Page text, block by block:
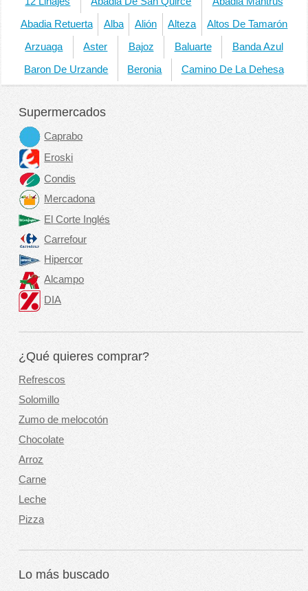
Abadia Retuerta Alba Alión Alteza Altos De Tamarón
Arzuaga Aster Bajoz Baluarte Banda Azul
Baron De Urzande Beronia Camino De La Dehesa
Supermercados
Caprabo
Eroski
Condis
Mercadona
El Corte Inglés
Carrefour
Hipercor
Alcampo
DIA
¿Qué quieres comprar?
Refrescos
Solomillo
Zumo de melocotón
Chocolate
Arroz
Carne
Leche
Pizza
Lo más buscado